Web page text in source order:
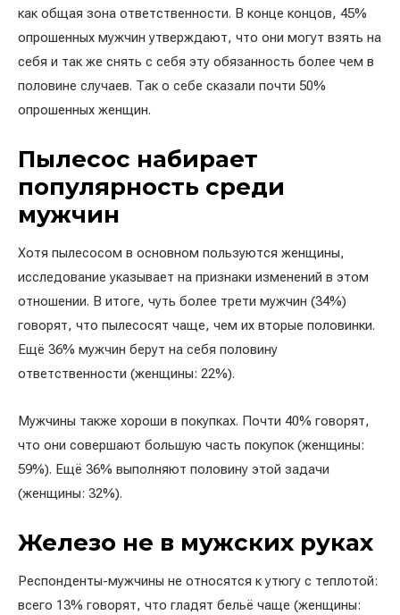
как общая зона ответственности. В конце концов, 45%
опрошенных мужчин утверждают, что они могут взять на
себя и так же снять с себя эту обязанность более чем в
половине случаев. Так о себе сказали почти 50%
опрошенных женщин.
Пылесос набирает
популярность среди
мужчин
Хотя пылесосом в основном пользуются женщины,
исследование указывает на признаки изменений в этом
отношении. В итоге, чуть более трети мужчин (34%)
говорят, что пылесосят чаще, чем их вторые половинки.
Ещё 36% мужчин берут на себя половину
ответственности (женщины: 22%).
Мужчины также хороши в покупках. Почти 40% говорят,
что они совершают большую часть покупок (женщины:
59%). Ещё 36% выполняют половину этой задачи
(женщины: 32%).
Железо не в мужских руках
Респонденты-мужчины не относятся к утюгу с теплотой:
всего 13% говорят, что гладят бельё чаще (женщины: